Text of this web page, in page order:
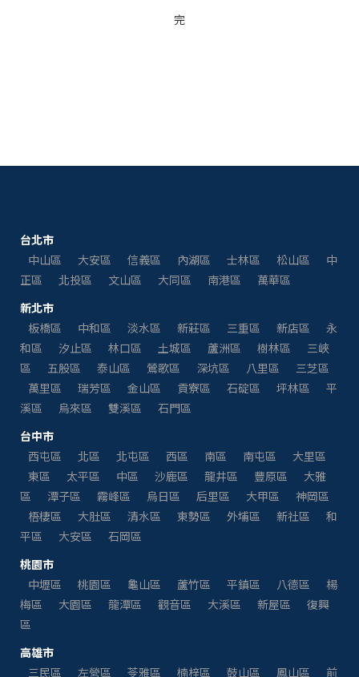
完
台北市
中山區
大安區 信義區 內湖區 士林區 松山區
中
正區
北投區 文山區 大同區 南港區
萬華區
新北市
板橋區
中和區 淡水區 新莊區 三重區 新店區
永
和區
汐止區 林口區 土城區 蘆洲區 樹林區
三峽
區
五股區 泰山區 鶯歌區 深坑區 八里區
三芝區
萬里區
瑞芳區 金山區 貢寮區 石碇區 坪林區
平
溪區
烏來區 雙溪區
石門區
台中市
西屯區
北區 北屯區 西區 南區 南屯區
大里區
東區
太平區 中區 沙鹿區 龍井區 豐原區
大雅
區
潭子區 霧峰區 烏日區 后里區 大甲區
神岡區
梧棲區
大肚區 清水區 東勢區 外埔區 新社區
和
平區
大安區
石岡區
桃園市
中壢區
桃園區 龜山區 蘆竹區 平鎮區 八德區
楊
梅區
大園區 龍潭區 觀音區 大溪區 新屋區
復興
區
高雄市
三民區
左營區 苓雅區 楠梓區 鼓山區 鳳山區 前